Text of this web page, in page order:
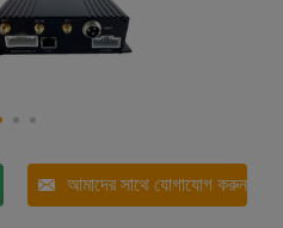
আমাদের সাথে যোগাযোগ করুন